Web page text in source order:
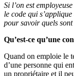
Si l’on est
le code qui
pour savoir quels
Qu’est-ce qu’une
Quand on emploie le
d’une personne qui
un propriétaire et il